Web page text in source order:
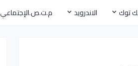
توك الاندرويد م.ت.ص.الإجتماعي